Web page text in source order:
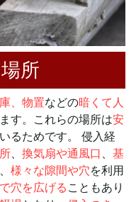
所
、物置などの暗くて人
す。これらの場所は安
るためです。 侵入経
換気扇や通風口
基
様々な隙間や穴を利用
穴を広げる こともあり